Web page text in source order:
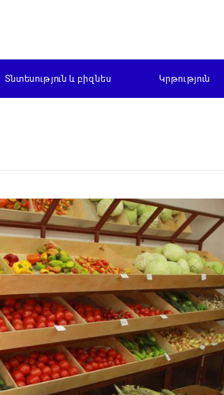
Տնտեսություն և բիզնես Կրթություն